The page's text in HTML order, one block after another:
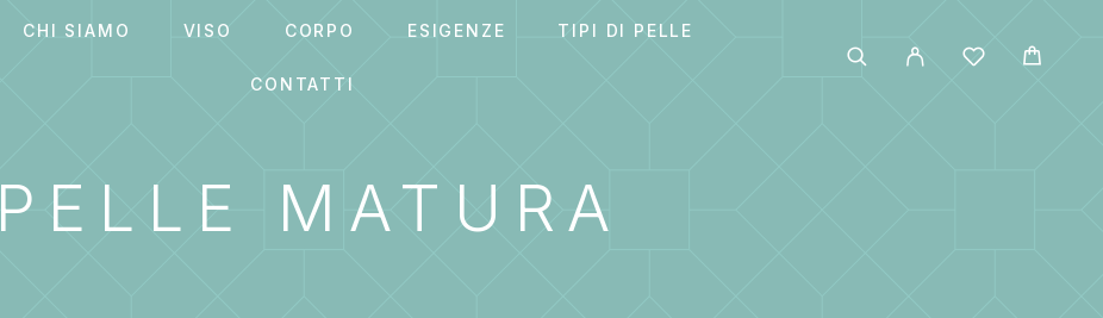
CHI SIAMO VISO CORPO ESIGENZE TIPI DI PELLE
CONTATTI
PELLE MATURA